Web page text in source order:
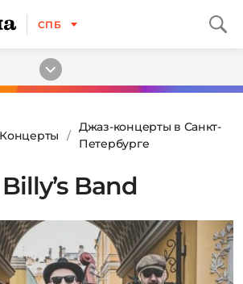
СПБ
Концерты
Джаз-концерты в Санкт-
Петербурге
Band